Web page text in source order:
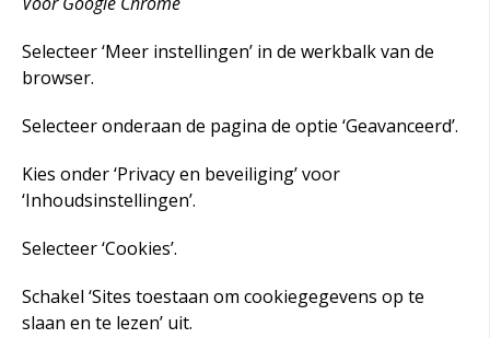
Selecteer ‘Meer instellingen’ in de werkbalk van de
browser.
Selecteer onderaan de pagina de optie ‘Geavanceerd’.
Kies onder ‘Privacy en beveiliging’ voor
‘Inhoudsinstellingen’.
Selecteer ‘Cookies’.
Schakel ‘Sites toestaan om cookiegegevens op te
slaan en te lezen’ uit.